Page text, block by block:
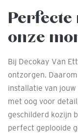
Perfecte
onze
Bij Decokay Van
ontzorgen.
installatie van
met oog voor
geschilderd kozijn
perfect geplooide